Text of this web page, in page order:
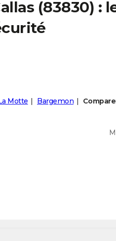
(83830) :
Motte Bargemon